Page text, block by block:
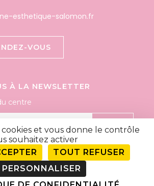
esthetique-salomon.fr
VOUS
À LA NEWSLETTER
centre
cookies et vous donne le contrôle
souhaitez activer
TOUT REFUSER
PERSONNALISER